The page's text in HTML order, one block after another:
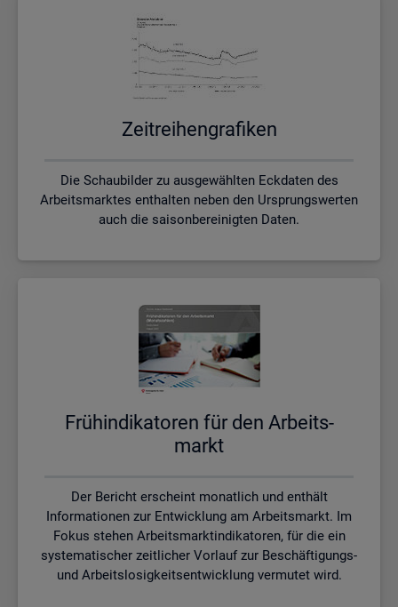
Zeit­rei­hen­gra­fi­ken
Die Schaubilder zu ausgewählten Eckdaten des
Arbeitsmarktes enthalten neben den Ursprungswerten
auch die saisonbereinigten Daten.
Früh­in­di­ka­to­ren für den Ar­beits­
markt
Der Bericht erscheint monatlich und enthält
Informationen zur Entwicklung am Arbeitsmarkt. Im
Fokus stehen Arbeitsmarktindikatoren, für die ein
systematischer zeitlicher Vorlauf zur Beschäftigungs-
und Arbeitslosigkeitsentwicklung vermutet wird.